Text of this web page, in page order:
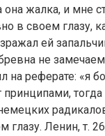
она жалка, и мне
в своем глазу,
ей
не
на реферате: «я
принципами,
Ленин, т.